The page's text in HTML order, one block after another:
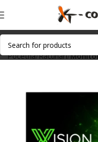
Početna Računari